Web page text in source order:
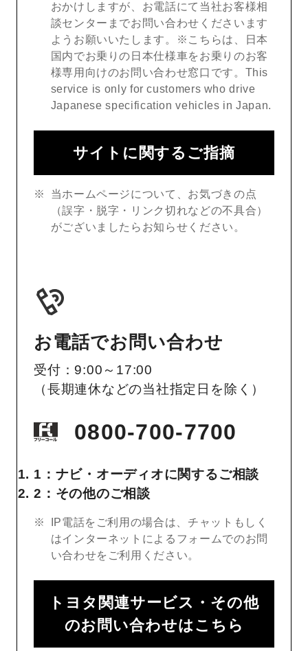
おかけしますが、お電話にて当社お客様相
談センターまでお問い合わせくださいます
ようお願いいたします。※こちらは、日本
国内でお乗りの日本仕様車をお乗りのお客
様専用向けのお問い合わせ窓口です。This
service is only for customers who drive
Japanese specification vehicles in Japan.
サイトに関するご指摘
当ホームページについて、お気づきの点
（誤字・脱字・リンク切れなどの不具合）
がございましたらお知らせください。
お電話でお問い合わせ
受付：9:00～17:00
（長期連休などの当社指定日を除く）
0800-700-7700
1：ナビ・オーディオに関するご相談
2：その他のご相談
IP電話をご利用の場合は、チャットもしく
はインターネットによるフォームでのお問
い合わせをご利用ください。
トヨタ関連サービス・その他
のお問い合わせはこちら